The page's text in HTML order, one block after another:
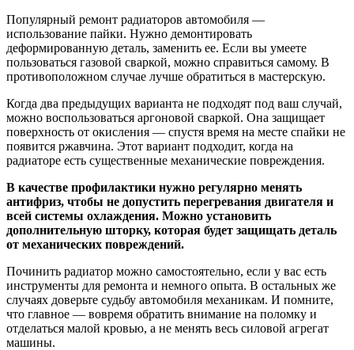
Популярный ремонт радиаторов автомобиля —
использование пайки. Нужно демонтировать
деформированную деталь, заменить ее. Если вы умеете
пользоваться газовой сваркой, можно справиться самому. В
противоположном случае лучше обратиться в мастерскую.
Когда два предыдущих варианта не подходят под ваш случай,
можно воспользоваться аргоновой сваркой. Она защищает
поверхность от окисления — спустя время на месте спайки не
появится ржавчина. Этот вариант подходит, когда на
радиаторе есть существенные механические повреждения.
В качестве профилактики нужно регулярно менять
антифриз, чтобы не допустить перегревания двигателя и
всей системы охлаждения. Можно установить
дополнительную шторку, которая будет защищать деталь
от механических повреждений.
Починить радиатор можно самостоятельно, если у вас есть
инструменты для ремонта и немного опыта. В остальных же
случаях доверьте судьбу автомобиля механикам. И помните,
что главное — вовремя обратить внимание на поломку и
отделаться малой кровью, а не менять весь силовой агрегат
машины.